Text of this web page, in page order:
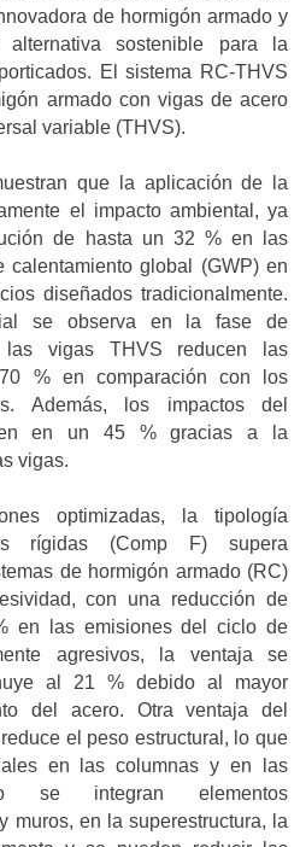
de hormigón armado y
alternativa sostenible para la
El sistema RC-THVS
armado con vigas de acero
variable (THVS).
que la aplicación de la
el impacto ambiental, ya
de hasta un 32 % en las
calentamiento global (GWP) en
diseñados tradicionalmente.
se observa en la fase de
las vigas THVS reducen las
% en comparación con los
Además, los impactos del
en un 45 % gracias a la
vigas.
optimizadas, la tipología
rígidas (Comp F) supera
de hormigón armado (RC)
con una reducción de
en las emisiones del ciclo de
agresivos, la ventaja se
al 21 % debido al mayor
del acero. Otra ventaja del
el peso estructural, lo que
en las columnas y en las
se integran elementos
muros, en la superestructura, la